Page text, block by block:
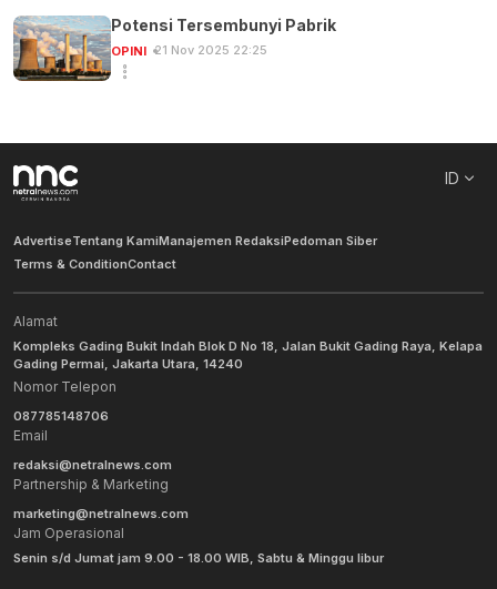
Potensi Tersembunyi Pabrik
OPINI 21 Nov 2025 22:25
ID
AdvertiseTentang KamiManajemen RedaksiPedoman Siber
Terms & ConditionContact
Alamat
Kompleks Gading Bukit Indah Blok D No 18, Jalan Bukit Gading Raya, Kelapa
Gading Permai, Jakarta Utara, 14240
Nomor Telepon
087785148706
Email
redaksi@netralnews.com
Partnership & Marketing
marketing@netralnews.com
Jam Operasional
Senin s/d Jumat jam 9.00 - 18.00 WIB, Sabtu & Minggu libur